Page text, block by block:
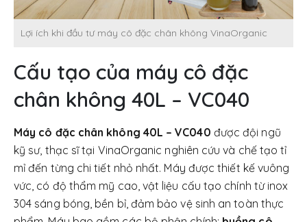
Lợi ích khi đầu tư máy cô đặc chân không VinaOrganic
Cấu tạo của máy cô đặc
chân không 40L – VC040
Máy cô đặc chân không 40L – VC040 được đội ngũ
kỹ sư, thạc sĩ tại VinaOrganic nghiên cứu và chế tạo tỉ
mỉ đến từng chi tiết nhỏ nhất. Máy được thiết kế vuông
vức, có độ thẩm mỹ cao, vật liệu cấu tạo chính từ inox
304 sáng bóng, bền bỉ, đảm bảo vệ sinh an toàn thực